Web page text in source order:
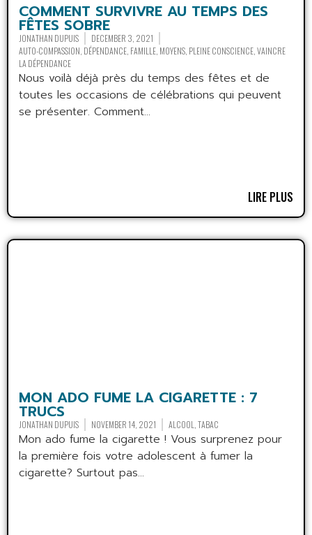
COMMENT SURVIVRE AU TEMPS DES
FÊTES SOBRE
JONATHAN DUPUIS
DECEMBER 3, 2021
AUTO-COMPASSION DÉPENDANCE FAMILLE MOYENS PLEINE CONSCIENCE VAINCRE
LA DÉPENDANCE
Nous voilà déjà près du temps des fêtes et de
toutes les occasions de célébrations qui peuvent
se présenter. Comment...
LIRE PLUS
MON ADO FUME LA CIGARETTE : 7
TRUCS
JONATHAN DUPUIS NOVEMBER 14, 2021 ALCOOL TABAC
Mon ado fume la cigarette ! Vous surprenez pour
la première fois votre adolescent à fumer la
cigarette? Surtout pas...